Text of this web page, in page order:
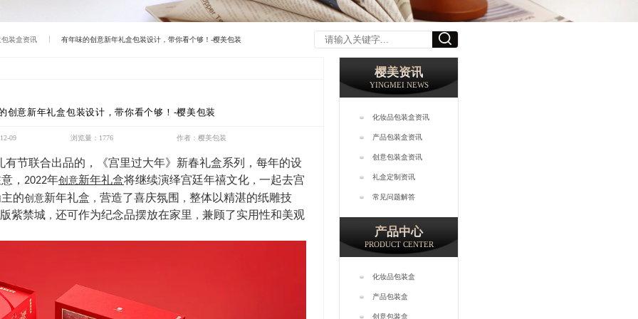
包装盒资讯 有年味的创意新年礼盒包装设计，带你看个够！-樱美包装
樱美资讯
YINGMEI NEWS
化妆品包装盒资讯
产品包装盒资讯
创意包装盒资讯
礼盒定制资讯
常见问题解答
产品中心
PRODUCT CENTER
化妆品包装盒
产品包装盒
创意包装盒
创意新年礼盒包装设计，带你看个够！-樱美包装
09 浏览量：1776 作者：樱美包装
有节联合出品的，《宫里过大年》新春礼盒系列，每年的设
， 2022年创意新年礼盒将继续演绎宫廷年禧文化 ， 一起去宫
的创意新年礼盒 ， 营造了喜庆氛围 ， 整体以精湛的纸雕技
紫禁城 ， 还可作为纪念品摆放在家里 ， 兼顾了实用性和美观